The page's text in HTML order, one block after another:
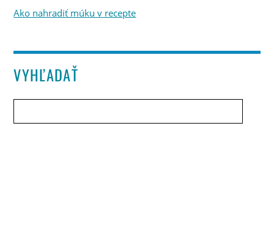
Ako nahradiť múku v recepte
VYHĽADAŤ